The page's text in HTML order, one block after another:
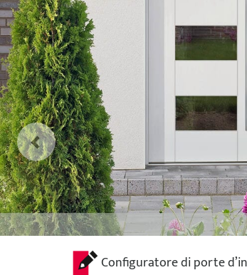
Configuratore di porte